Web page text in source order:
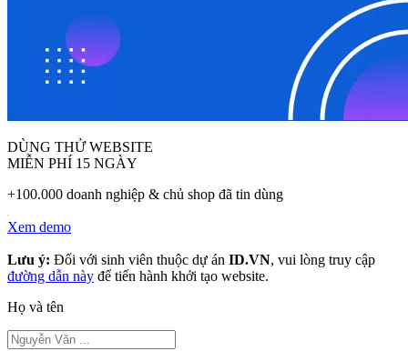
DÙNG THỬ WEBSITE
MIỄN PHÍ 15 NGÀY
+100.000 doanh nghiệp & chủ shop đã tin dùng
Xem demo
Lưu ý: Đối với sinh viên thuộc dự án ID.VN, vui lòng truy cập
đường dẫn này để tiến hành khởi tạo website.
Họ và tên